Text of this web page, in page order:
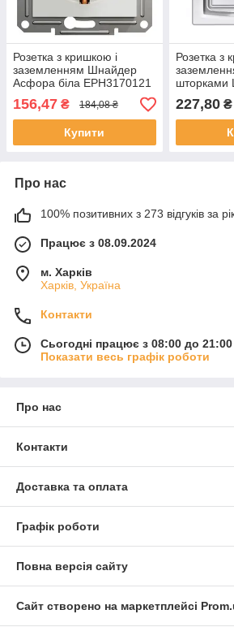
Розетка з кришкою і
заземленням Шнайдер
Асфора біла EPH3170121
156,47 ₴ 184,08 ₴
Купити
Розетка з
шторками
Асфора
227,80₴
Про нас
100% позитивних з 273 відгуків за
Працює з 08.09.2024
м. Харків
Харків, Україна
Контакти
Сьогодні працює з 08:00 до 21:00
Показати весь графік роботи
Про нас
Контакти
Доставка та оплата
Графік роботи
Повна версія сайту
Сайт створено на маркетплейсі